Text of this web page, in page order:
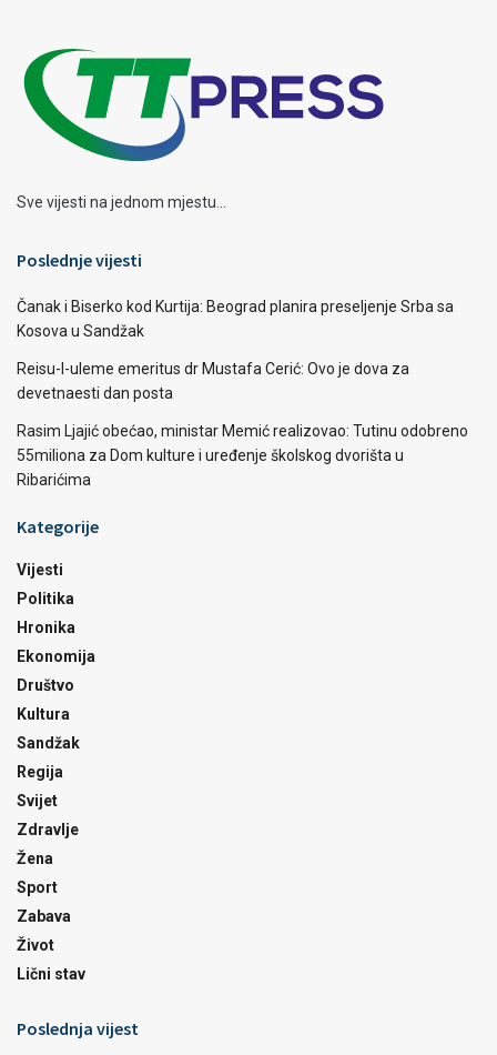
Sve vijesti na jednom mjestu...
Poslednje vijesti
Čanak i Biserko kod Kurtija: Beograd planira preseljenje Srba sa
Kosova u Sandžak
Reisu-l-uleme emeritus dr Mustafa Cerić: Ovo je dova za
devetnaesti dan posta
Rasim Ljajić obećao, ministar Memić realizovao: Tutinu odobreno
55miliona za Dom kulture i uređenje školskog dvorišta u
Ribarićima
Kategorije
Vijesti
Politika
Hronika
Ekonomija
Društvo
Kultura
Sandžak
Regija
Svijet
Zdravlje
Žena
Sport
Zabava
Život
Lični stav
Poslednja vijest